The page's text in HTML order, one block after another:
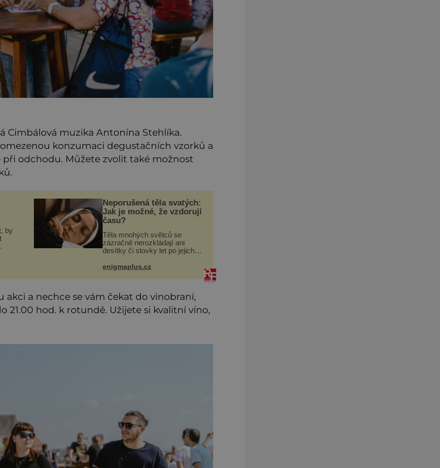
Cimbálová muzika Antonína Stehlíka.
konzumaci degustačních vzorků a
odchodu. Můžete zvolit také možnost
by
Neporušená těla svatých:
Jak je možné, že vzdorují
času?
Těla mnohých světců se
zázračně nerozkládají ani
desítky či stovky let po jejich
nebylo provedeno balzamování
Neporušené ostatky bývají
enigmaplus.cz
a nechce se vám čekat do vinobraní,
21.00 hod. k rotundě. Užijete si kvalitní víno,